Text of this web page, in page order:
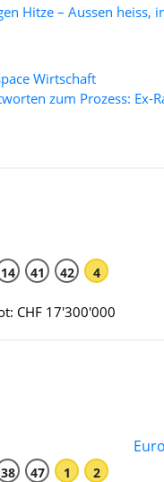
Hitze – Aussen heiss,
zum Prozess: Ex-
14 41 42 4
CHF 17'300'000
38 47 1 2